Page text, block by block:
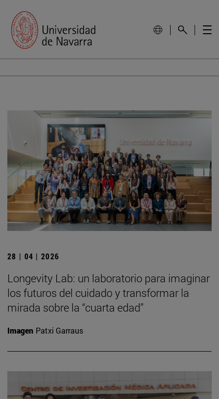
28 | 04 | 2026
Longevity Lab: un laboratorio para imaginar
los futuros del cuidado y transformar la
mirada sobre la “cuarta edad”
Imagen Patxi Garraus